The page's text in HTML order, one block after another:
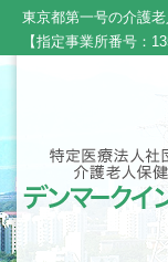
東京都第一号の介護
【指定事業所番号：